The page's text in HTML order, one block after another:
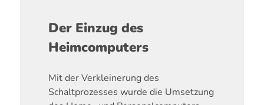
Der Einzug des
Heimcomputers
Mit der Verkleinerung des
Schaltprozesses wurde die Umsetzung